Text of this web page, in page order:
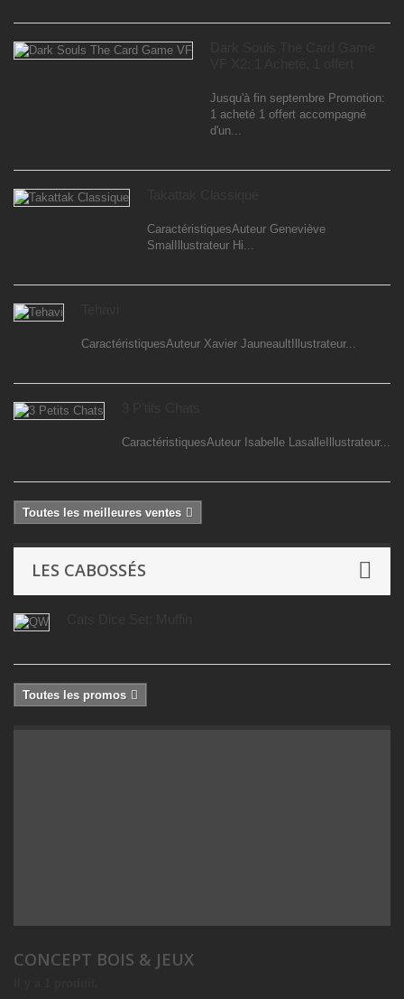
Jusqu'à fin septembre Promotion:
1 acheté 1 offert accompagné
d'un...
CaractéristiquesAuteur Geneviève
SmalIllustrateur Hi...
CaractéristiquesAuteur Xavier JauneaultIllustrateur...
CaractéristiquesAuteur Isabelle LasalleIllustrateur...
Toutes les meilleures ventes
LES CABOSSÉS
Toutes les promos
CONCEPT BOIS & JEUX